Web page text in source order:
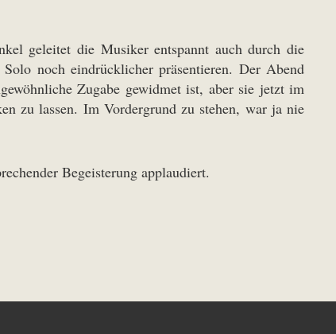
geleitet die Musiker entspannt auch durch die
noch eindrücklicher präsentieren. Der Abend
Zugabe gewidmet ist, aber sie jetzt im
zu lassen. Im Vordergrund zu stehen, war ja nie
Begeisterung applaudiert.